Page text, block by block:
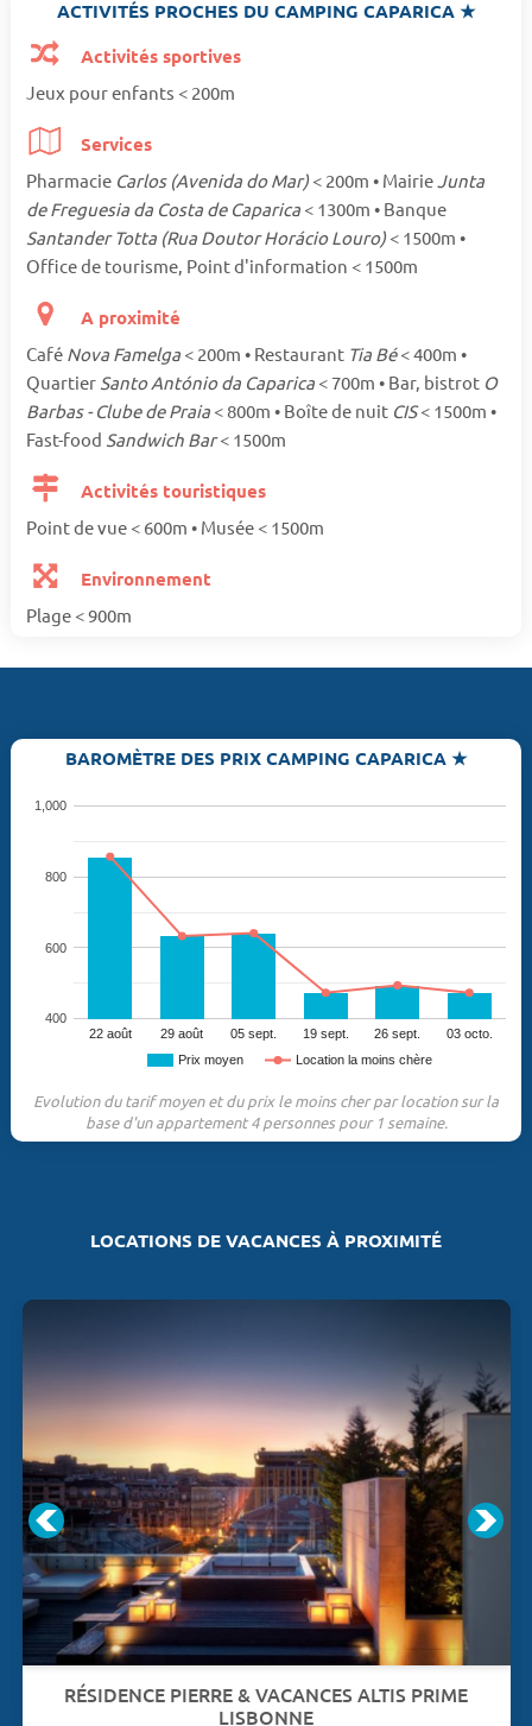
ACTIVITÉS PROCHES DU CAMPING CAPARICA ★
Activités sportives
Jeux pour enfants < 200m
Services
Pharmacie Carlos (Avenida do Mar) < 200m • Mairie Junta
de Freguesia da Costa de Caparica < 1300m • Banque
Santander Totta (Rua Doutor Horácio Louro) < 1500m •
Office de tourisme, Point d'information < 1500m
A proximité
Café Nova Famelga < 200m • Restaurant Tia Bé< 400m •
Quartier Santo António da Caparica < 700m • Bar, bistrot O
Barbas - Clube de Praia < 800m • Boîte de nuit CIS< 1500m •
Fast-food Sandwich Bar< 1500m
Activités touristiques
Point de vue < 600m • Musée < 1500m
Environnement
Plage < 900m
BAROMÈTRE DES PRIX CAMPING CAPARICA ★
Prix moyen Location la moins chère
22 août 29 août 05 sept. 19 sept. 26 sept. 03 octo.
400
600
800
1,000
Evolution du tarif moyen et du prix le moins cher par location sur la
base d'un appartement 4 personnes pour 1 semaine.
LOCATIONS DE VACANCES À PROXIMITÉ
RÉSIDENCE PIERRE & VACANCES ALTIS PRIME
LISBONNE